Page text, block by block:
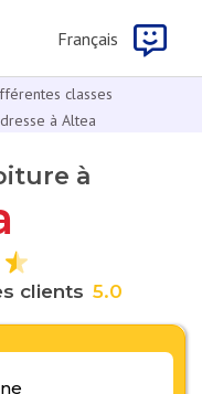
Français
classes
à Altea
à
clients 5.0